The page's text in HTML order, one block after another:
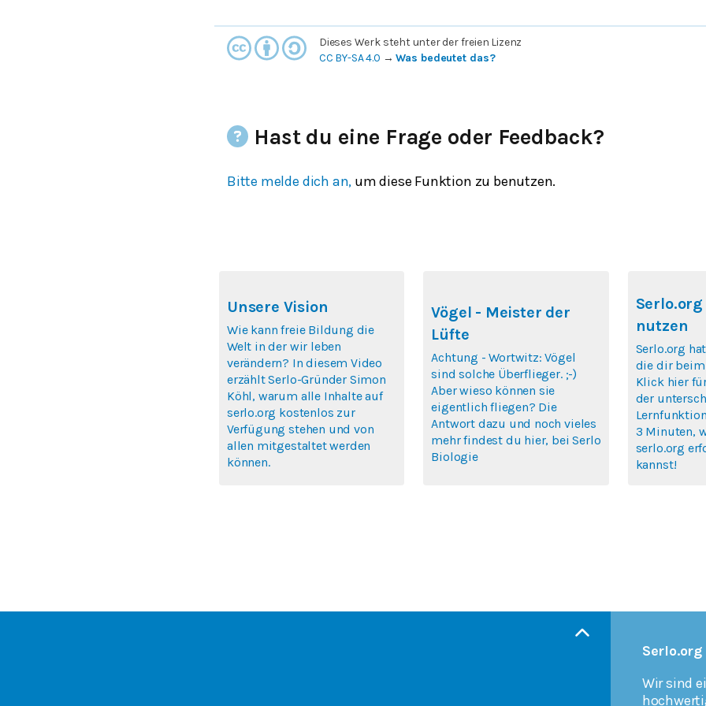
Dieses Werk steht unter der freien Lizenz
CC BY-SA 4.0 →Was bedeutet das?
Hast du eine Frage oder Feedback?
Bitte melde dich an, um diese Funktion zu benutzen.
Unsere Vision
Wie kann freie Bildung die
Welt in der wir leben
verändern? In diesem Video
erzählt Serlo-Gründer Simon
Köhl, warum alle Inhalte auf
serlo.org kostenlos zur
Verfügung stehen und von
allen mitgestaltet werden
können.
Vögel - Meister der
Lüfte
Achtung - Wortwitz: Vögel
sind solche Überflieger. ;-)
Aber wieso können sie
eigentlich fliegen? Die
Antwort dazu und noch vieles
mehr findest du hier, bei Serlo
Biologie
nutzen
Serlo.org
die dir beim
Klick hier
der
3 Minuten,
serlo.org
kannst!
Wir sind